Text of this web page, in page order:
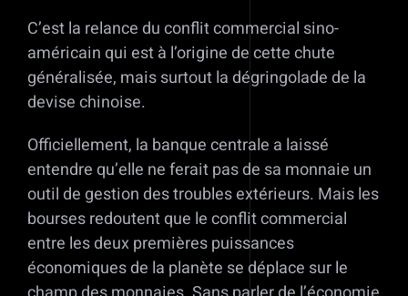
C’est la relance du conflit commercial sino-
américain qui est à l’origine de cette chute
généralisée, mais surtout la dégringolade de la
devise chinoise.
Officiellement, la banque centrale a laissé
entendre qu’elle ne ferait pas de sa monnaie un
outil de gestion des troubles extérieurs. Mais les
bourses redoutent que le conflit commercial
entre les deux premières puissances
économiques de la planète se déplace sur le